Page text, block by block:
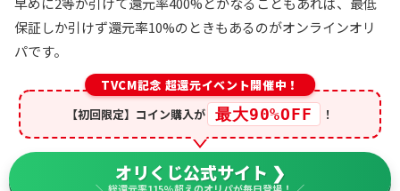
保証しか引けず還元率10%のときもあるのがオンラインオリ
パです。
TVCM記念 超還元イベント開催中！
【初回限定】コイン購入が 最大90%OFF ！
オリくじ公式サイト ❯